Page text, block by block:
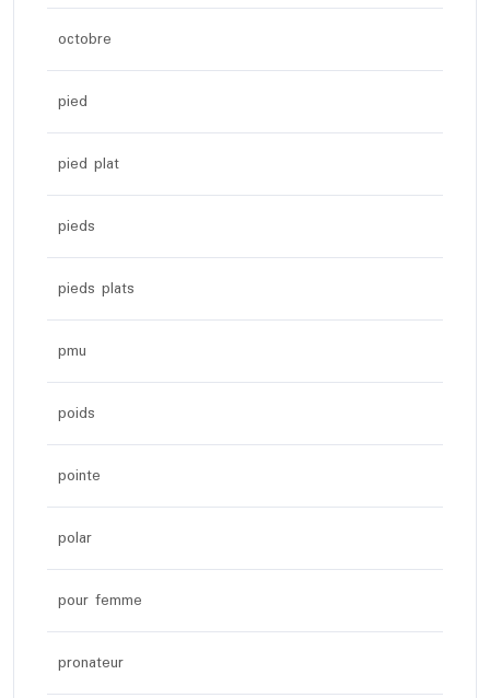
octobre
pied
pied plat
pieds
pieds plats
pmu
poids
pointe
polar
pour femme
pronateur